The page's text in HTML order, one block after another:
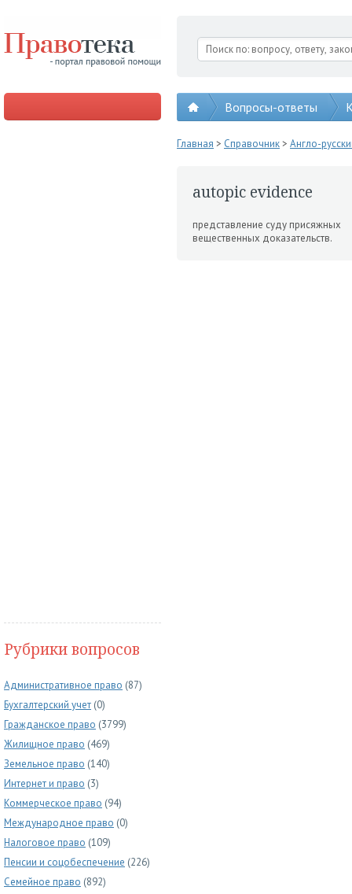
Вопросы-ответы
Рубрики вопросов
Административное право (87)
Бухгалтерский учет (0)
Гражданское право (3799)
Жилищное право (469)
Земельное право (140)
Интернет и право (3)
Коммерческое право (94)
Международное право (0)
Налоговое право (109)
Пенсии и соцобеспечение (226)
Семейное право (892)
Главная > Справочник> Англо-
autopic evidence
представление суду присяжных
вещественных доказа­тельств.